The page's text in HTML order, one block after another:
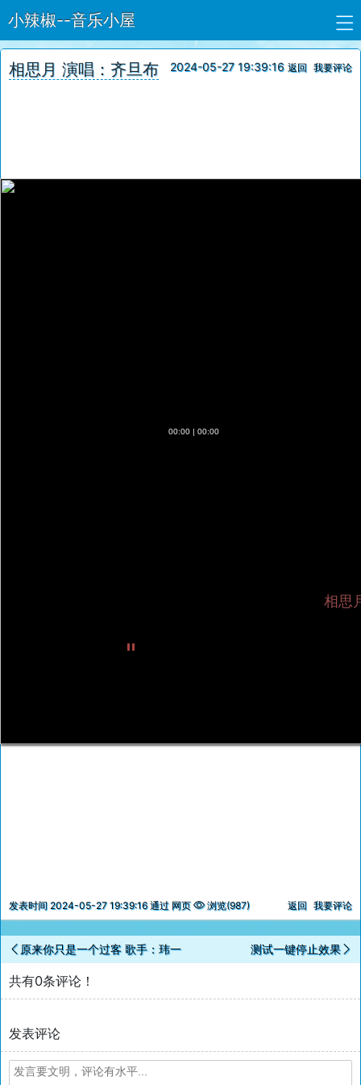
小辣椒--音乐小屋
相思月 演唱：齐旦布 2024-05-27 19:39:16 返回 我要评论
发表时间 2024-05-27 19:39:16 通过 网页 浏览(987) 返回 我要评论
原来你只是一个过客 歌手：玮一 测试一键停止效果
共有0条评论！
发表评论